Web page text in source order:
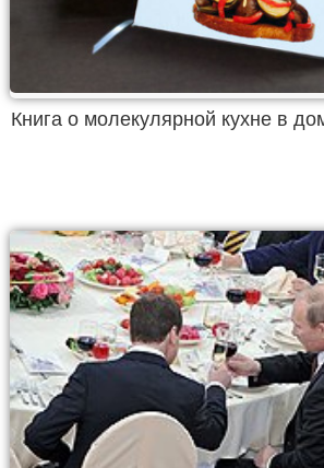
Книга о молекулярной кухне в